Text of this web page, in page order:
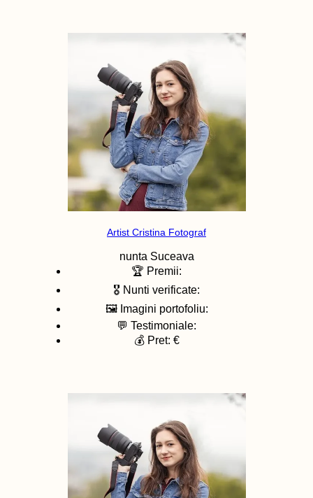
Artist Cristina Fotograf
nunta Suceava
🏆 Premii:
🎖️ Nunti verificate:
🖼️ Imagini portofoliu:
💬 Testimoniale:
💰 Pret: €